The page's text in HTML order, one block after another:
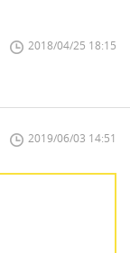
2018/04/25 18:15
2019/06/03 14:51